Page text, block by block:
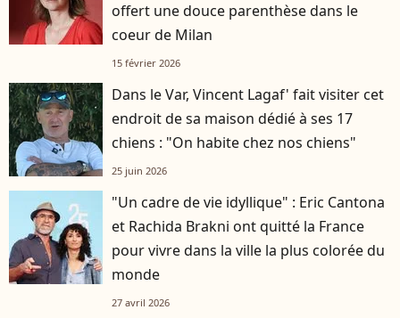
offert une douce parenthèse dans le
coeur de Milan
15 février 2026
Dans le Var, Vincent Lagaf' fait visiter cet
endroit de sa maison dédié à ses 17
chiens : "On habite chez nos chiens"
25 juin 2026
"Un cadre de vie idyllique" : Eric Cantona
et Rachida Brakni ont quitté la France
pour vivre dans la ville la plus colorée du
monde
27 avril 2026